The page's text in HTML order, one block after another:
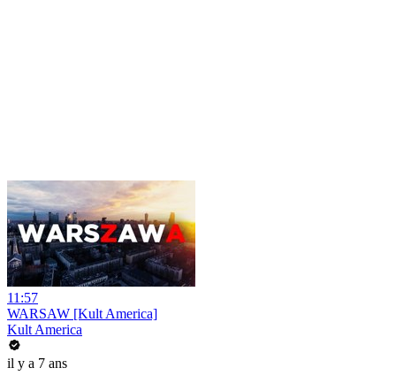
11:57
WARSAW [Kult America]
Kult America
il y a 7 ans